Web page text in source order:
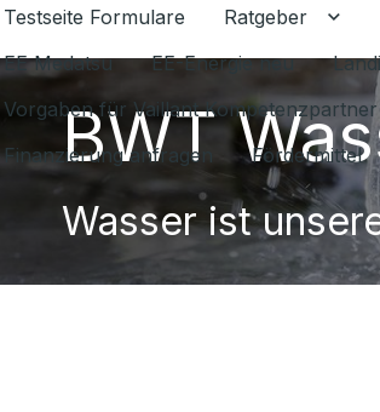
Testseite Formulare Ratgeber
EE Medatsu
EE-Energie neu
Vorgaben für Vaillant Kompetenzpartner
Finanzierung anfragen
Fördermittel
BWT
Wasser ist